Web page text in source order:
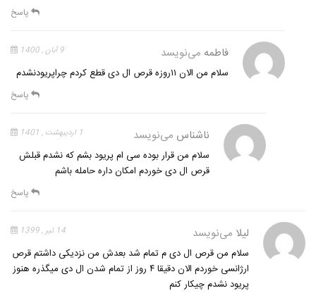
پاسخ
فاطمه می‌نویسد 9 آبان , 1400
سلام من الان ۱۱روزه قرص ال دی قطع کردم چراپریودنشدم
پاسخ
ناشناس می‌نویسد 1 اردیبهشت , 1401
سلام من قرار بوده سی ام پریود بشم که نشدم قبلش
قرص ال دی خوردم امکان داره حامله باشم
پاسخ
لیلا می‌نویسد 14 تیر , 1399
سلام من قرص ال دی م تمام شد بعدش من نزدیکی داشتم قرص
ارژانسی خوردم الان دقیقا ۴ روز از تمام شدن ال دی میگذره هنوز
پریود نشدم چیکار کنم